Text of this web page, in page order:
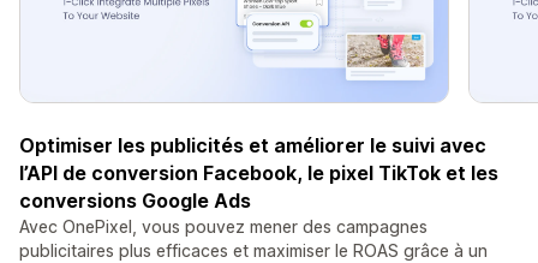
Optimiser les publicités et améliorer le suivi avec
l’API de conversion Facebook, le pixel TikTok et les
conversions Google Ads
Avec OnePixel, vous pouvez mener des campagnes
publicitaires plus efficaces et maximiser le ROAS grâce à un